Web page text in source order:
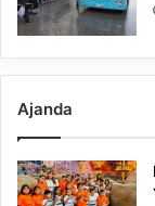
Ajanda